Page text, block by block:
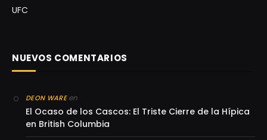
UFC
NUEVOS COMENTARIOS
DEON WAREen
El Ocaso de los Cascos: El Triste Cierre de la Hípica
en British Columbia